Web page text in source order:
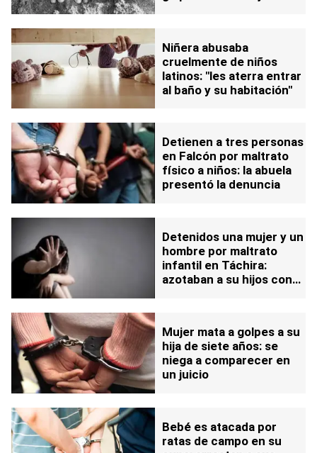
Niñera abusaba
cruelmente de niños
latinos: "les aterra entrar
al baño y su habitación"
Detienen a tres personas
en Falcón por maltrato
físico a niños: la abuela
presentó la denuncia
Detenidos una mujer y un
hombre por maltrato
infantil en Táchira:
azotaban a su hijos con
Mujer mata a golpes a su
hija de siete años: se
niega a comparecer en
un juicio
Bebé es atacada por
ratas de campo en su